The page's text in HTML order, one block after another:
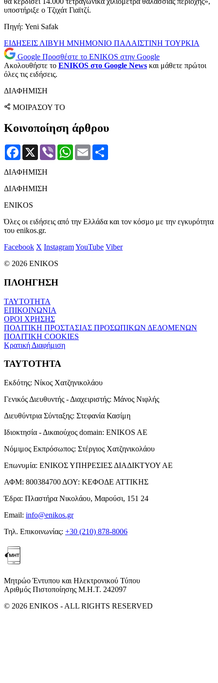
υποστήριξε ο Τζιχάτ Γιαϊτζί.
Πηγή: Yeni Safak
ΕΙΔΗΣΕΙΣ ΛΙΒΥΗ ΜΝΗΜΟΝΙΟ ΠΑΛΑΙΣΤΙΝΗ ΤΟΥΡΚΙΑ
Google Προσθέστε το ENIKOS στην Google
Ακολουθήστε το ENIKOS στο Google News και μάθετε πρώτοι
όλες τις ειδήσεις.
ΔΙΑΦΗΜΙΣΗ
ΜΟΙΡΑΣΟΥ ΤΟ
Κοινοποίηση άρθρου
Facebook
X Viber WhatsApp
Email
ΔΙΑΦΗΜΙΣΗ
ΔΙΑΦΗΜΙΣΗ
ENIKOS
Όλες οι ειδήσεις από την Ελλάδα και τον κόσμο με την εγκυρότητα
του enikos.gr.
Facebook X InstagramYouTube Viber
© 2026 ENIKOS
ΠΛΟΗΓΗΣΗ
ΤΑΥΤΟΤΗΤΑ
ΕΠΙΚΟΙΝΩΝΙΑ
ΟΡΟΙ ΧΡΗΣΗΣ
ΠΟΛΙΤΙΚΗ ΠΡΟΣΤΑΣΙΑΣ ΠΡΟΣΩΠΙΚΩΝ ΔΕΔΟΜΕΝΩΝ
ΠΟΛΙΤΙΚΗ COOKIES
Κρατική Διαφήμιση
ΤΑΥΤΟΤΗΤΑ
Εκδότης: Νίκος Χατζηνικολάου
Γενικός Διευθυντής - Διαχειριστής: Μάνος Νιφλής
Διευθύντρια Σύνταξης: Στεφανία Κασίμη
Ιδιοκτησία - Δικαιούχος domain: ENIKOS AE
Νόμιμος Εκπρόσωπος: Στέργιος Χατζηνικολάου
Επωνυμία: ΕΝΙΚΟΣ ΥΠΗΡΕΣΙΕΣ ΔΙΑΔΙΚΤΥΟΥ ΑΕ
ΑΦΜ: 800384700 ΔΟΥ: ΚΕΦΟΔΕ ΑΤΤΙΚΗΣ
Έδρα: Πλαστήρα Νικολάου, Μαρούσι, 151 24
Email: info@enikos.gr
Τηλ. Επικοινωνίας: +30 (210) 878-8006
Μητρώο Έντυπου και Ηλεκτρονικού Τύπου
Αριθμός Πιστοποίησης Μ.Η.Τ. 242097
© 2026 ENIKOS - ALL RIGHTS RESERVED